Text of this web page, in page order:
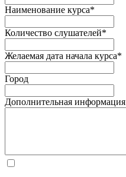
Наименование курса*
Количество слушателей*
Желаемая дата начала курса*
Город
Дополнительная информация